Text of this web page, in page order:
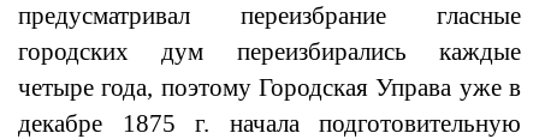
предусматривал переизбрание гласные
городских дум переизбирались каждые
четыре года, поэтому Городская Управа уже в
декабре 1875 г. начала подготовительную